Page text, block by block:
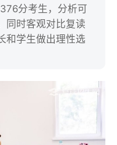
分考生，分析可
同时客观对比复读
和学生做出理性选